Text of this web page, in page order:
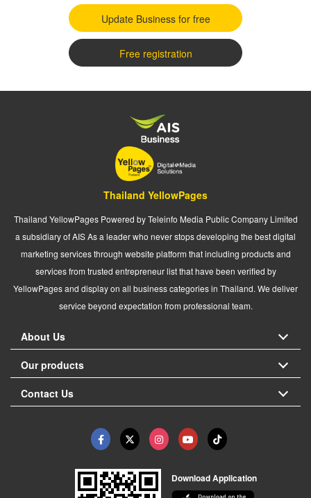
Update Business for free
Free registration
Thailand YellowPages
Thailand YellowPages Powered by Teleinfo Media Public Company Limited
a subsidiary of AIS As a leader who never stops developing the best digital
marketing services through website platform that including products and
services from trusted entrepreneur list that have been verified by
YellowPages and display on all business categories in Thailand. We deliver
service beyond expectation from professional team.
About Us
Our products
Contact Us
Download Application